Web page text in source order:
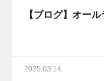
【ブログ】オー
2025.03.14